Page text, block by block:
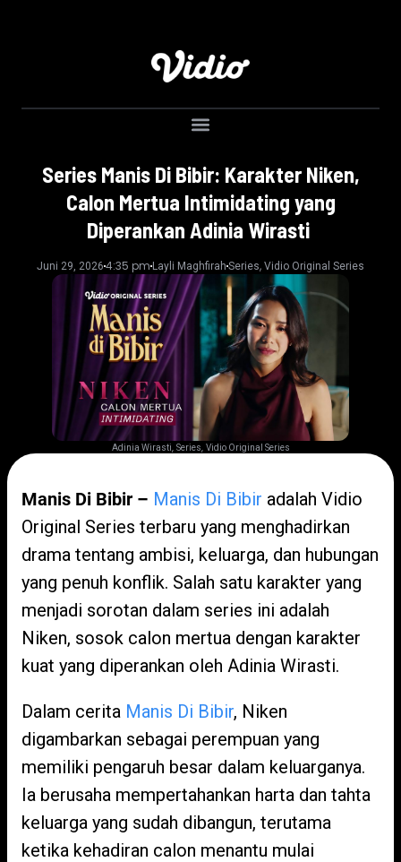
Series Manis Di Bibir: Karakter Niken,
Calon Mertua Intimidating yang
Diperankan Adinia Wirasti
Juni 29, 2026 4:35 pm Layli Maghfirah Series, Vidio Original Series
Adinia Wirasti, Series, Vidio Original Series
Manis Di Bibir – Manis Di Bibir adalah Vidio
Original Series terbaru yang menghadirkan
drama tentang ambisi, keluarga, dan hubungan
yang penuh konflik. Salah satu karakter yang
menjadi sorotan dalam series ini adalah
Niken, sosok calon mertua dengan karakter
kuat yang diperankan oleh Adinia Wirasti.
Dalam cerita Manis Di Bibir, Niken
digambarkan sebagai perempuan yang
memiliki pengaruh besar dalam keluarganya.
Ia berusaha mempertahankan harta dan tahta
keluarga yang sudah dibangun, terutama
ketika kehadiran calon menantu mulai